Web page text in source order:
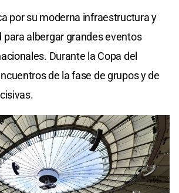
por su moderna infraestructura y
para albergar grandes eventos
Durante la Copa del
de la fase de grupos y de